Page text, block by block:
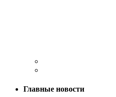
Главные новости